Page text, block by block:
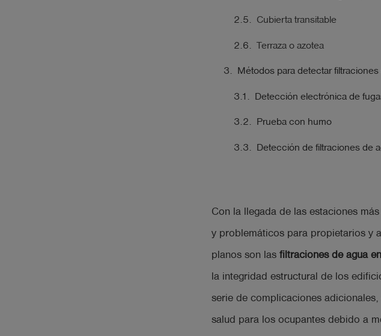
Cubierta transitable
Terraza o azotea
Métodos para detectar
Detección electrónica de
Prueba con humo
Detección de filtraciones de
Con la llegada de las estaciones
y problemáticos para propietarios y
planos son las filtraciones de agua
la integridad estructural de los
serie de complicaciones
salud para los ocupantes debido a